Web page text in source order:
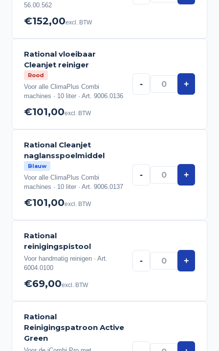
56.00.562
€152,00excl. BTW
Rational vloeibaar
Cleanjet reiniger
Rood
Voor alle ClimaPlus Combi
machines · 10 liter · Art. 9006.0136
€101,00excl. BTW
- +
Rational Cleanjet
naglansspoelmiddel
Blauw
Voor alle ClimaPlus Combi
machines · 10 liter · Art. 9006.0137
€101,00excl. BTW
- +
Rational
reinigingspistool
Voor handmatig reinigen · Art.
6004.0100
€69,00excl. BTW
- +
Rational
Reinigingspatroon Active
Green